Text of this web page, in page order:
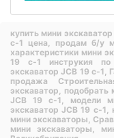
купить мини
c-1 цена, продам б/у
характеристики мини
19 c-1 инструкия по
экскаватор JCB 19 c-1,
продажа
экскаватор, подобрать
JCB 19 c-1, модели
экскаватор JCB 19 c-1,
мини экскаваторы,
мини экскаваторы,